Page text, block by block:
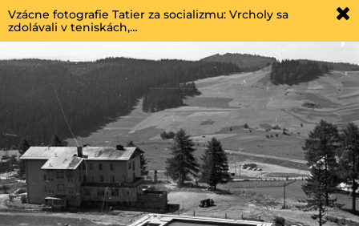
Vzácne fotografie Tatier za socializmu: Vrcholy sa
zdolávali v teniskách,…